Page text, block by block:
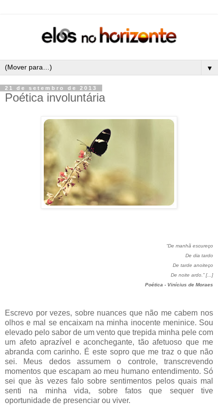
▼
21 de setembro de 2013
Poética involuntária
“De manhã escureço
De dia tardo
De tarde anoiteço
De noite ardo.” [...]
Poética - Vinícius de Moraes
Escrevo por vezes, sobre nuances que não me cabem nos
olhos e mal se encaixam na minha inocente meninice. Sou
elevado pelo sabor de um vento que trepida minha pele com
um afeto aprazível e aconchegante, tão afetuoso que me
abranda com carinho. É este sopro que me traz o que não
sei. Meus dedos assumem o controle, transcrevendo
momentos que escapam ao meu humano entendimento. Só
sei que às vezes falo sobre sentimentos pelos quais mal
senti na minha vida, sobre fatos que sequer tive
oportunidade de presenciar ou viver.